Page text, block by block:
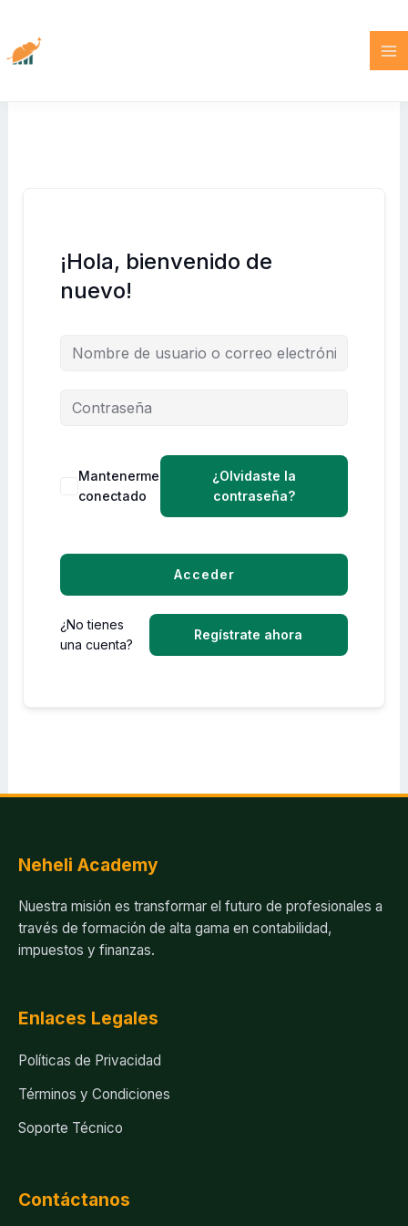
contenido
¡Hola, bienvenido de
nuevo!
Mantenerme
conectado
¿Olvidaste la
contraseña?
Acceder
¿No tienes
una cuenta?
Regístrate ahora
Neheli Academy
Nuestra misión es transformar el futuro de profesionales a
través de formación de alta gama en contabilidad,
impuestos y finanzas.
Enlaces Legales
Políticas de Privacidad
Términos y Condiciones
Soporte Técnico
Contáctanos